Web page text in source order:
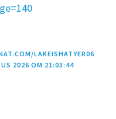
LAKEISHATYER06
2026 OM 21:03:44